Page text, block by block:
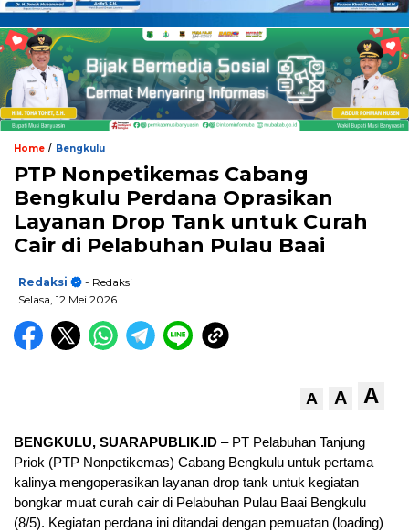
Home / Bengkulu
PTP Nonpetikemas Cabang
Bengkulu Perdana Oprasikan
Layanan Drop Tank untuk Curah
Cair di Pelabuhan Pulau Baai
Redaksi
- Redaksi
Selasa, 12 Mei 2026
A A A
BENGKULU, SUARAPUBLIK.ID – PT Pelabuhan Tanjung
Priok (PTP Nonpetikemas) Cabang Bengkulu untuk pertama
kalinya mengoperasikan layanan drop tank untuk kegiatan
bongkar muat curah cair di Pelabuhan Pulau Baai Bengkulu
(8/5). Kegiatan perdana ini ditandai dengan pemuatan (loading)